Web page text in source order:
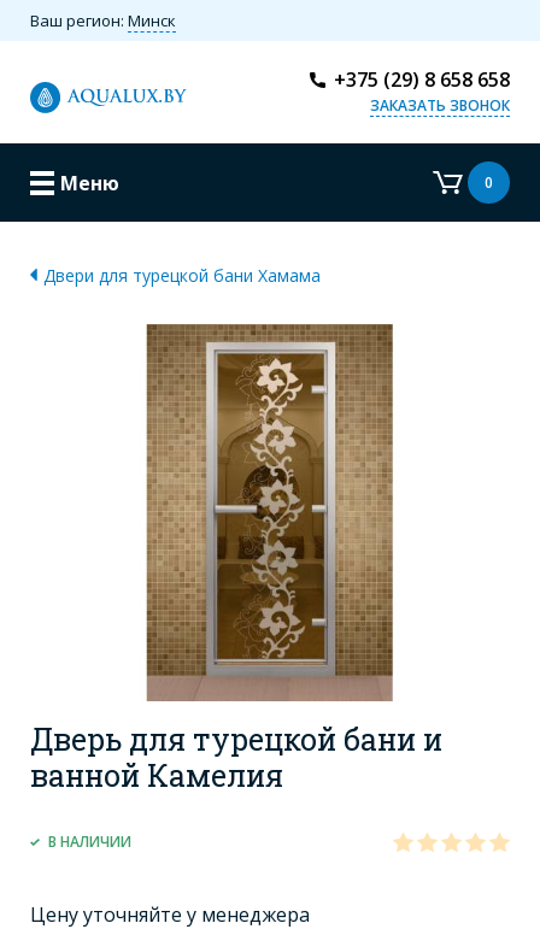
Ваш регион: Минск
+375 (29) 8 658 658
ЗАКАЗАТЬ ЗВОНОК
Меню 0
Двери для турецкой бани Хамама
Дверь для турецкой бани и
ванной Камелия
В НАЛИЧИИ
Цену уточняйте у менеджера